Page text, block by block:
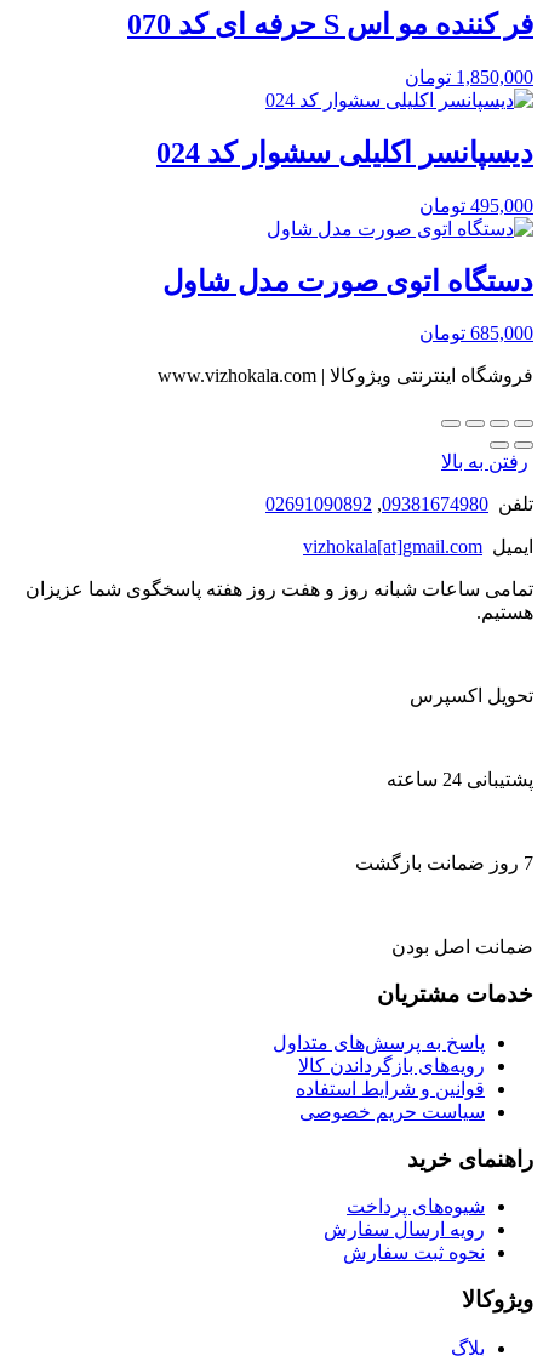
فر کننده مو اس S حرفه ای کد 070
1,850,000 تومان
دیسپانسر اکلیلی سشوار کد 024
495,000 تومان
دستگاه اتوی صورت مدل شاول
685,000 تومان
فروشگاه اینترنتی ویژوکالا | www.vizhokala.com
رفتن به بالا
تلفن 09381674980
,
02691090892
ایمیل vizhokala[at]gmail.com
تمامی ساعات شبانه روز و هفت روز هفته پاسخگوی شما عزیزان
هستیم.
تحویل اکسپرس
پشتیبانی 24 ساعته
7 روز ضمانت بازگشت
ضمانت اصل بودن
خدمات مشتریان
پاسخ به پرسش‌های متداول
رویه‌های بازگرداندن کالا
قوانین و شرایط استفاده
سیاست حریم خصوصی
راهنمای خرید
شیوه‌های پرداخت
رویه ارسال سفارش
نحوه ثبت سفارش
ویژوکالا
بلاگ